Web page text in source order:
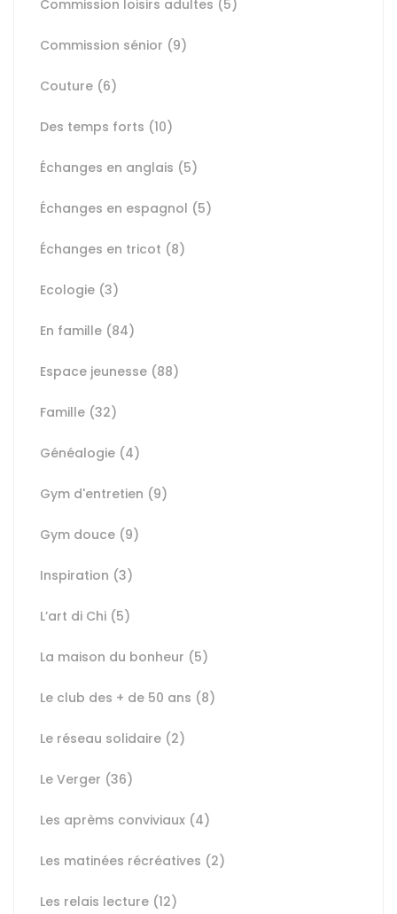
Commission loisirs adultes (5)
Commission sénior (9)
Couture (6)
Des temps forts (10)
Échanges en anglais (5)
Échanges en espagnol (5)
Échanges en tricot (8)
Ecologie (3)
En famille (84)
Espace jeunesse (88)
Famille (32)
Généalogie (4)
Gym d'entretien (9)
Gym douce (9)
Inspiration (3)
L’art di Chi (5)
La maison du bonheur (5)
Le club des + de 50 ans (8)
Le réseau solidaire (2)
Le Verger (36)
Les aprèms conviviaux (4)
Les matinées récréatives (2)
Les relais lecture (12)